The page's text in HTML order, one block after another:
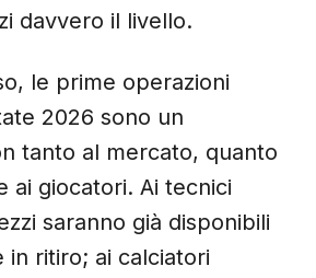
davvero il livello.
le prime operazioni
2026 sono un
tanto al mercato, quanto
ai giocatori. Ai tecnici
saranno già disponibili
in ritiro; ai calciatori